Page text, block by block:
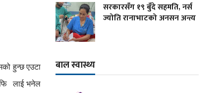
हुन्छ एउटा
लाई भनेल
सरकारसँग १९ बुँदे सहमति, नर्स
ज्योति रानाभाटको अनसन अन्त्य
बाल स्वास्थ्य